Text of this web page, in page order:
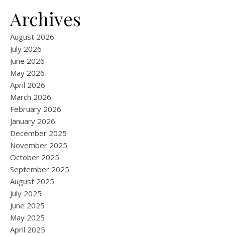
Archives
August 2026
July 2026
June 2026
May 2026
April 2026
March 2026
February 2026
January 2026
December 2025
November 2025
October 2025
September 2025
August 2025
July 2025
June 2025
May 2025
April 2025